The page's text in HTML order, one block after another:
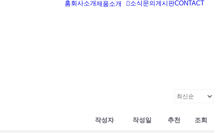
홈회사소개제품소개 소식 문의게시판CONTACT
작성자 작성일 추천 조회